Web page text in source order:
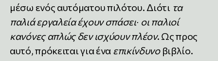
μέσω ενός αυτόματου πιλότου. Διότι τα
παλιά εργαλεία έχουν σπάσει∙ οι παλιοί
κανόνες απλώς δεν ισχύουν πλέον. Ως προς
αυτό, πρόκειται για ένα επικίνδυνο βιβλίο.